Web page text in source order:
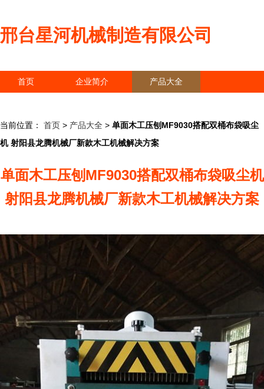
邢台星河机械制造有限公司
首页 企业简介 产品大全
当前位置： 首页 > 产品大全 > 单面木工压刨MF9030搭配双桶布袋吸尘
机 射阳县龙腾机械厂新款木工机械解决方案
单面木工压刨MF9030搭配双桶布袋吸尘机
射阳县龙腾机械厂新款木工机械解决方案